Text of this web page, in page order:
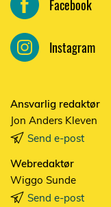
Facebook
Instagram
Ansvarlig redaktør
Jon Anders Kleven
Send e-post
Webredaktør
Wiggo Sunde
Send e-post